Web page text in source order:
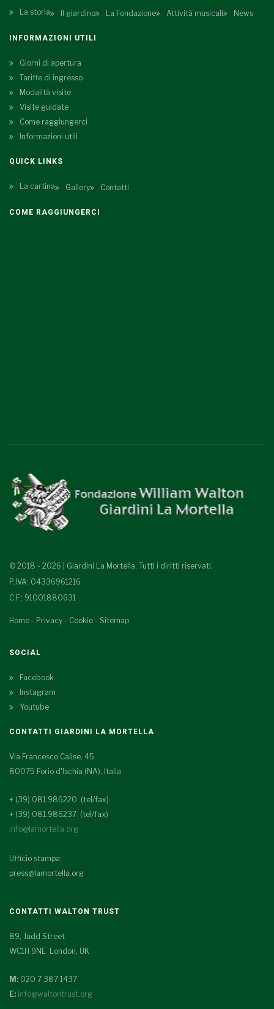
La storia Il giardino La Fondazione Attività musicali News
INFORMAZIONI UTILI
Giorni di apertura
Tariffe di ingresso
Modalità visite
Visite guidate
Come raggiungerci
Informazioni utili
QUICK LINKS
La cartina Gallery Contatti
COME RAGGIUNGERCI
© 2018 - 2026 | Giardini La Mortella. Tutti i diritti riservati.
P.IVA: 04336961216
C.F.: 91001880631
Home - Privacy - Cookie - Sitemap
SOCIAL
Facebook
Instagram
Youtube
CONTATTI GIARDINI LA MORTELLA
Via Francesco Calise, 45
80075 Forio d'Ischia (NA), Italia
+ (39) 081.986220 (tel/fax)
+ (39) 081.986237 (tel/fax)
info@lamortella.org
Ufficio stampa:
press@lamortella.org
CONTATTI WALTON TRUST
89, Judd Street
WC1H 9NE London, UK
M: 020 7 387 1437
E: info@waltontrust.org